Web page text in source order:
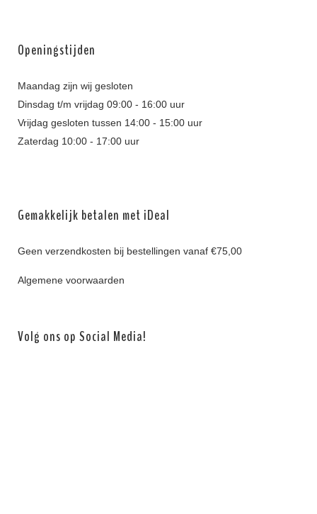
Openingstijden
Maandag zijn wij gesloten
Dinsdag t/m vrijdag 09:00 - 16:00 uur
Vrijdag gesloten tussen 14:00 - 15:00 uur
Zaterdag 10:00 - 17:00 uur
Gemakkelijk betalen met iDeal
Geen verzendkosten bij bestellingen vanaf €75,00
Algemene voorwaarden
Volg ons op Social Media!